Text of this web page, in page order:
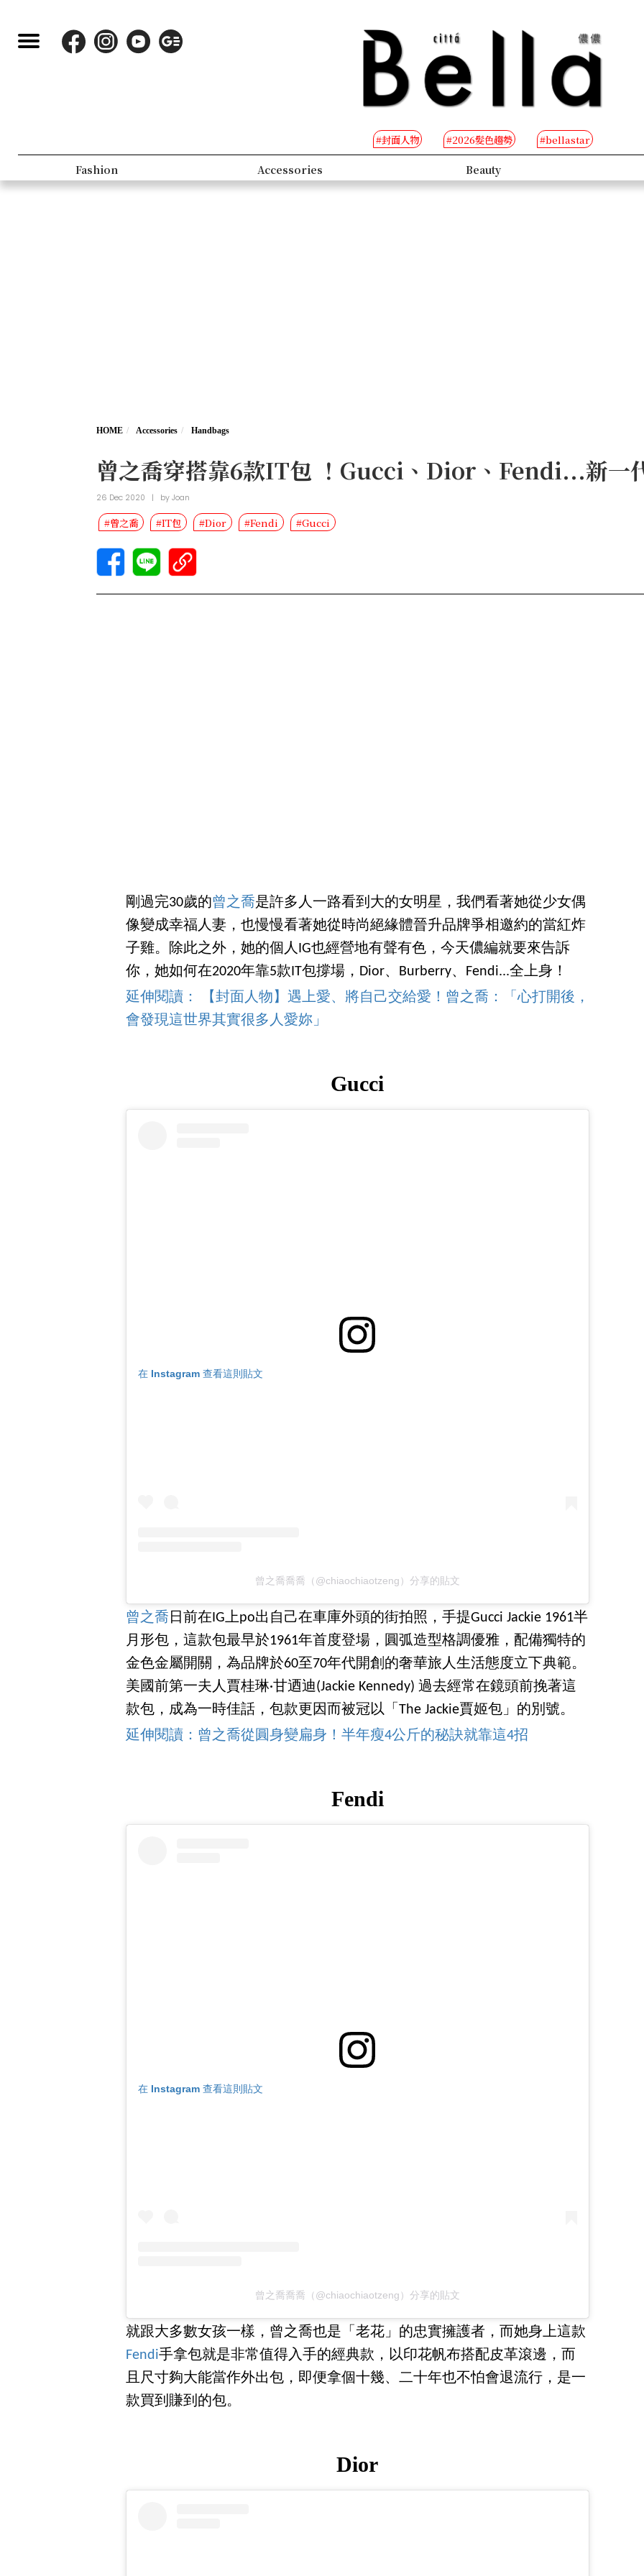
#封面人物 #2026髮色趨勢 #bellastar
Fashion Accessories Beauty
HOME Accessories Handbags
曾之喬穿搭靠6款IT包 ！Gucci、Dior、Fendi...新一
26 Dec 2020 | byJoan
#曾之喬 #IT包 #Dior #Fendi #Gucci
剛過完30歲的 曾之喬是許多人一路看到大的女明星，我們看著她從少女偶
像變成幸福人妻，也慢慢看著她從時尚絕緣體晉升品牌爭相邀約的當紅炸
子雞。除此之外，她的個人IG也經營地有聲有色，今天儂編就要來告訴
你，她如何在2020年靠5款IT包撐場，Dior、Burberry、Fendi...全上身！
延伸閱讀： 【封面人物】遇上愛、將自己交給愛！曾之喬：「心打開後，
會發現這世界其實很多人愛妳」
Gucci
在 Instagram 查看這則貼文
曾之喬喬喬（@chiaochiaotzeng）分享的貼文
曾之喬 日前在IG上po出自己在車庫外頭的街拍照，手提Gucci Jackie 1961半
月形包，這款包最早於1961年首度登場，圓弧造型格調優雅，配備獨特的
金色金屬開關，為品牌於60至70年代開創的奢華旅人生活態度立下典範。
美國前第一夫人賈桂琳·甘迺迪(Jackie Kennedy) 過去經常在鏡頭前挽著這
款包，成為一時佳話，包款更因而被冠以「The Jackie賈姬包」的別號。
延伸閱讀：曾之喬從圓身變扁身！半年瘦4公斤的秘訣就靠這4招
Fendi
在 Instagram 查看這則貼文
曾之喬喬喬（@chiaochiaotzeng）分享的貼文
就跟大多數女孩一樣，曾之喬也是「老花」的忠實擁護者，而她身上這款
Fendi手拿包就是非常值得入手的經典款，以印花帆布搭配皮革滾邊，而
且尺寸夠大能當作外出包，即便拿個十幾、二十年也不怕會退流行，是一
款買到賺到的包。
Dior